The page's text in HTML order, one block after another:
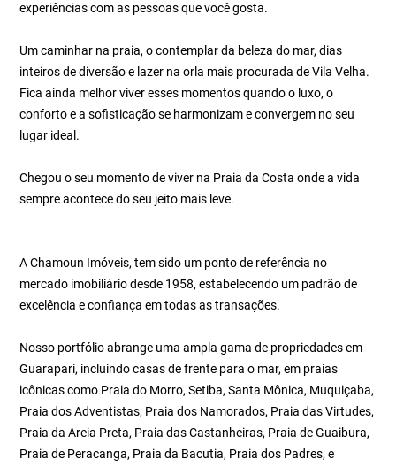
experiências com as pessoas que você gosta.
Um caminhar na praia, o contemplar da beleza do mar, dias
inteiros de diversão e lazer na orla mais procurada de Vila Velha.
Fica ainda melhor viver esses momentos quando o luxo, o
conforto e a sofisticação se harmonizam e convergem no seu
lugar ideal.
Chegou o seu momento de viver na Praia da Costa onde a vida
sempre acontece do seu jeito mais leve.
A Chamoun Imóveis, tem sido um ponto de referência no
mercado imobiliário desde 1958, estabelecendo um padrão de
excelência e confiança em todas as transações.
Nosso portfólio abrange uma ampla gama de propriedades em
Guarapari, incluindo casas de frente para o mar, em praias
icônicas como Praia do Morro, Setiba, Santa Mônica, Muquiçaba,
Praia dos Adventistas, Praia dos Namorados, Praia das Virtudes,
Praia da Areia Preta, Praia das Castanheiras, Praia de Guaibura,
Praia de Peracanga, Praia da Bacutia, Praia dos Padres, e